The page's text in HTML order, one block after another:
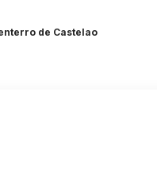
de Castelao